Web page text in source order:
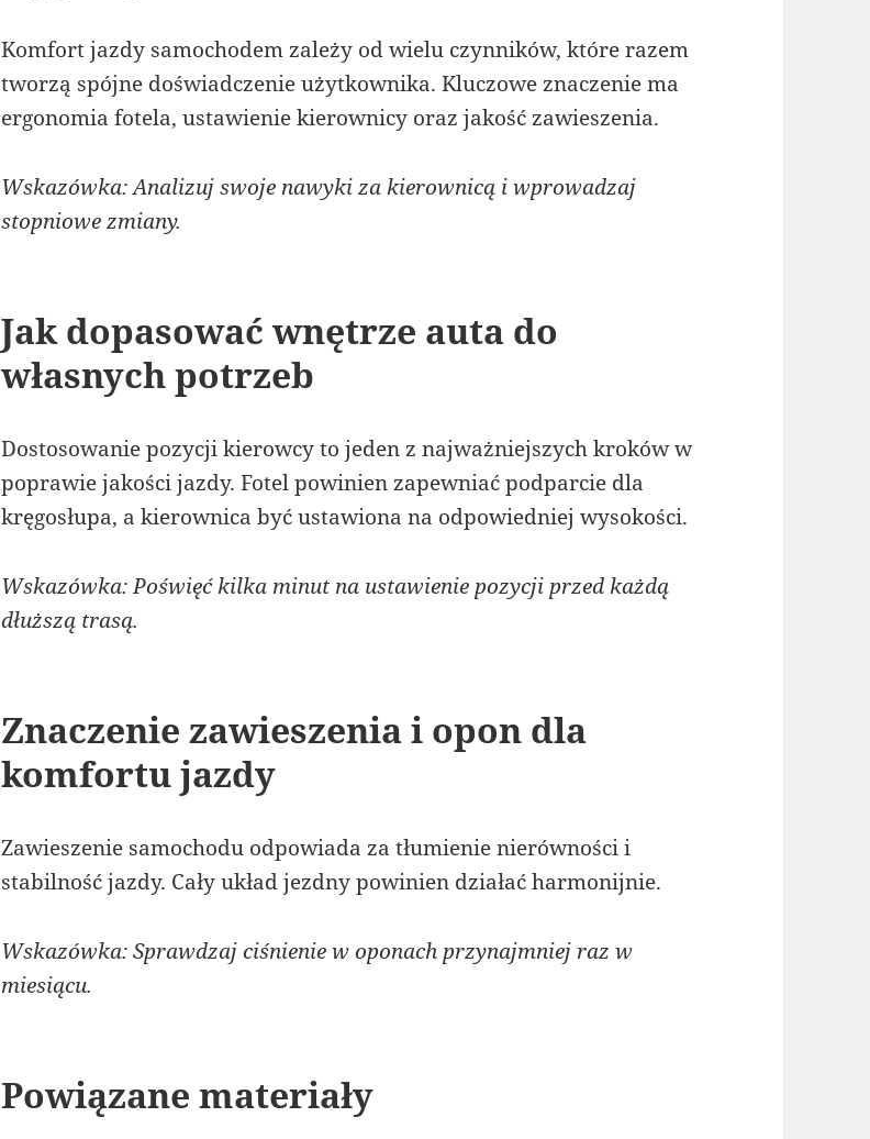
Komfort jazdy samochodem zależy od wielu czynników, które razem
tworzą spójne doświadczenie użytkownika. Kluczowe znaczenie ma
ergonomia fotela, ustawienie kierownicy oraz jakość zawieszenia.
Wskazówka: Analizuj swoje nawyki za kierownicą i wprowadzaj
stopniowe zmiany.
Jak dopasować wnętrze auta do
własnych potrzeb
Dostosowanie pozycji kierowcy to jeden z najważniejszych kroków w
poprawie jakości jazdy. Fotel powinien zapewniać podparcie dla
kręgosłupa, a kierownica być ustawiona na odpowiedniej wysokości.
Wskazówka: Poświęć kilka minut na ustawienie pozycji przed każdą
dłuższą trasą.
Znaczenie zawieszenia i opon dla
komfortu jazdy
Zawieszenie samochodu odpowiada za tłumienie nierówności i
stabilność jazdy. Cały układ jezdny powinien działać harmonijnie.
Wskazówka: Sprawdzaj ciśnienie w oponach przynajmniej raz w
miesiącu.
Powiązane materiały